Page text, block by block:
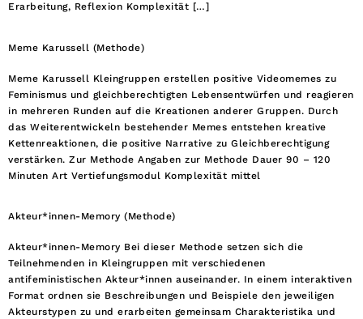
Erarbeitung, Reflexion Komplexität […]
Meme Karussell (Methode)
Meme Karussell Kleingruppen erstellen positive Videomemes zu
Feminismus und gleichberechtigten Lebensentwürfen und reagieren
in mehreren Runden auf die Kreationen anderer Gruppen. Durch
das Weiterentwickeln bestehender Memes entstehen kreative
Kettenreaktionen, die positive Narrative zu Gleichberechtigung
verstärken. Zur Methode Angaben zur Methode Dauer 90 – 120
Minuten Art Vertiefungsmodul Komplexität mittel
Akteur*innen-Memory (Methode)
Akteur*innen-Memory Bei dieser Methode setzen sich die
Teilnehmenden in Kleingruppen mit verschiedenen
antifeministischen Akteur*innen auseinander. In einem interaktiven
Format ordnen sie Beschreibungen und Beispiele den jeweiligen
Akteurstypen zu und erarbeiten gemeinsam Charakteristika und